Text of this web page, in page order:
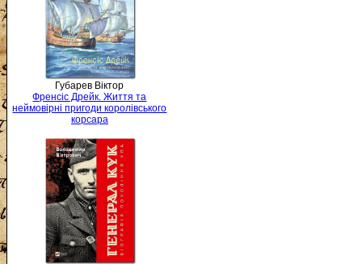
Губарев Віктор
Френсіс Дрейк. Життя та
неймовірні пригоди королівського
корсара